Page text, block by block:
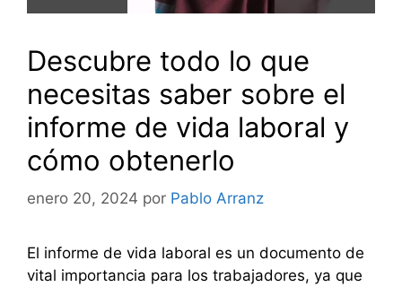
Descubre todo lo que
necesitas saber sobre el
informe de vida laboral y
cómo obtenerlo
enero 20, 2024 por Pablo Arranz
El informe de vida laboral es un documento de
vital importancia para los trabajadores, ya que